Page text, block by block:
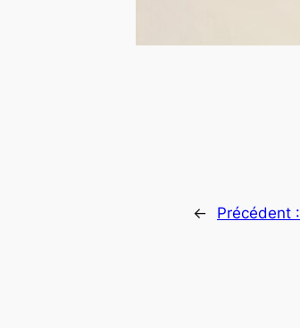
← Précédent :